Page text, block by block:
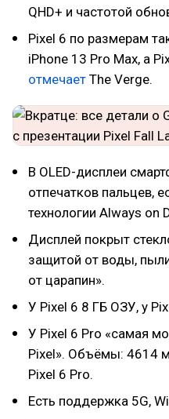
QHD+ и частотой
Pixel 6 по размерам
iPhone 13 Pro Max, а
отмечает The Verge.
В OLED-дисплеи
отпечатков пальцев,
технологии Always on
Дисплей покрыт
защитой от воды,
от царапин».
У Pixel 6 8 ГБ ОЗУ, у
У Pixel 6 Pro «самая
Pixel». Объёмы: 4614
Pixel 6 Pro.
Есть поддержка 5G,